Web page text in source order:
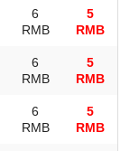
6
RMB
5
RMB
6
RMB
5
RMB
6
RMB
5
RMB